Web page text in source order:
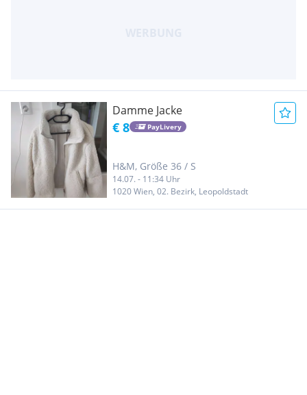
Damme Jacke
€ 8 PayLivery
H&M, Größe 36 / S
14.07. - 11:34 Uhr
1020 Wien, 02. Bezirk, Leopoldstadt